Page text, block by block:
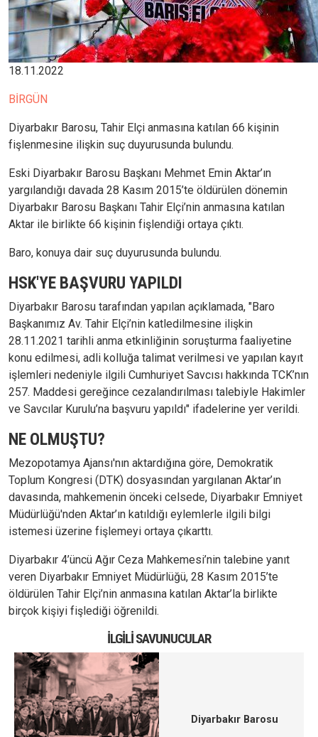
18.11.2022
BİRGÜN
Diyarbakır Barosu, Tahir Elçi anmasına katılan 66 kişinin
fişlenmesine ilişkin suç duyurusunda bulundu.
Eski Diyarbakır Barosu Başkanı Mehmet Emin Aktar’ın
yargılandığı davada 28 Kasım 2015’te öldürülen dönemin
Diyarbakır Barosu Başkanı Tahir Elçi’nin anmasına katılan
Aktar ile birlikte 66 kişinin fişlendiği ortaya çıktı.
Baro, konuya dair suç duyurusunda bulundu.
HSK'YE BAŞVURU YAPILDI
Diyarbakır Barosu tarafından yapılan açıklamada, "Baro
Başkanımız Av. Tahir Elçi’nin katledilmesine ilişkin
28.11.2021 tarihli anma etkinliğinin soruşturma faaliyetine
konu edilmesi, adli kolluğa talimat verilmesi ve yapılan kayıt
işlemleri nedeniyle ilgili Cumhuriyet Savcısı hakkında TCK’nın
257. Maddesi gereğince cezalandırılması talebiyle Hakimler
ve Savcılar Kurulu’na başvuru yapıldı" ifadelerine yer verildi.
NE OLMUŞTU?
Mezopotamya Ajansı'nın aktardığına göre, Demokratik
Toplum Kongresi (DTK) dosyasından yargılanan Aktar’ın
davasında, mahkemenin önceki celsede, Diyarbakır Emniyet
Müdürlüğü'nden Aktar’ın katıldığı eylemlerle ilgili bilgi
istemesi üzerine fişlemeyi ortaya çıkarttı.
Diyarbakır 4’üncü Ağır Ceza Mahkemesi’nin talebine yanıt
veren Diyarbakır Emniyet Müdürlüğü, 28 Kasım 2015’te
öldürülen Tahir Elçi’nin anmasına katılan Aktar’la birlikte
birçok kişiyi fişlediği öğrenildi.
İLGILI SAVUNUCULAR
Diyarbakır Barosu